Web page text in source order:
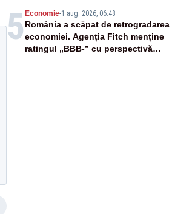
5 Economie-1 aug. 2026, 06:48
România a scăpat de retrogradarea
economiei. Agenția Fitch menține
ratingul „BBB-” cu perspectivă